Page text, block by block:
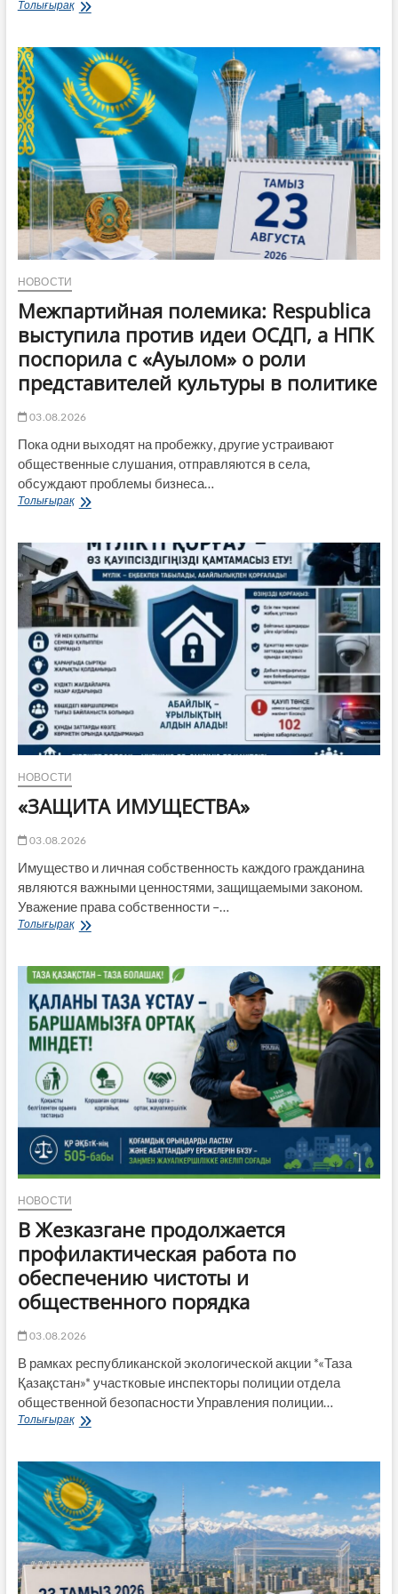
ТолығырақАкимат
призывает
соблюдать
правила
безопасности
на
воде
НОВОСТИ
Межпартийная полемика: Respublica
выступила против идеи ОСДП, а НПК
поспорила с «Ауылом» о роли
представителей культуры в политике
03.08.2026
Пока одни выходят на пробежку, другие устраивают
общественные слушания, отправляются в села,
обсуждают проблемы бизнеса…
ТолығырақМежпартийная
выступила
против
идеи
ОСДП,
а
НПК
поспорила
с
«Ауылом»
о
роли
представителей
культуры
в
НОВОСТИ
«ЗАЩИТА ИМУЩЕСТВА»
03.08.2026
Имущество и личная собственность каждого гражданина
являются важными ценностями, защищаемыми законом.
Уважение права собственности –…
Толығырақ«ЗАЩИТА
НОВОСТИ
В Жезказгане продолжается
профилактическая работа по
обеспечению чистоты и
общественного порядка
03.08.2026
В рамках республиканской экологической акции *«Таза
Қазақстан»* участковые инспекторы полиции отдела
общественной безопасности Управления полиции…
ТолығырақВ
профилактическая
работа
по
обеспечению
чистоты
и
общественного